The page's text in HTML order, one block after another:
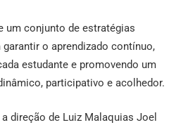
um conjunto de estratégias
o aprendizado contínuo,
estudante e promovendo um
participativo e acolhedor.
direção de Luiz Malaquias Joel